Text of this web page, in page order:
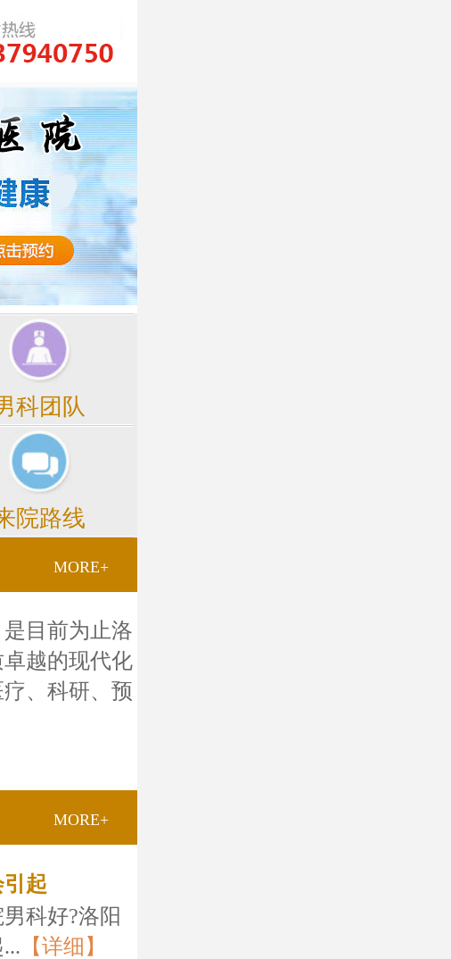
科团队
院路线
MORE+
目前为止洛
越的现代化
、科研、预
MORE+
起
科好?洛阳
【详细】